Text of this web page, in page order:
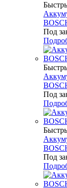
Под
Под
Под